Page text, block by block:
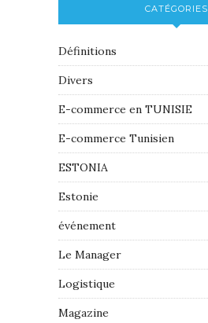
CATÉGORIES
Définitions
Divers
E-commerce en TUNISIE
E-commerce Tunisien
ESTONIA
Estonie
événement
Le Manager
Logistique
Magazine